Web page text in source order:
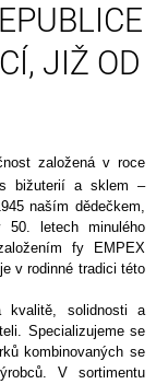
JIŽ OD
založená v roce
bižuterií a sklem –
naším dědečkem,
50. letech minulého
fy EMPEX
v rodinné tradici této
solidnosti a
Specializujeme se
kombinovaných se
V sortimentu